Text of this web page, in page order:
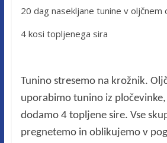
20 dag nasekljane tunine v oljčnem
4 kosi topljenega sira
Tunino stresemo na krožnik.
uporabimo tunino iz
dodamo 4 topljene sire. Vse
pregnetemo in oblikujemo v